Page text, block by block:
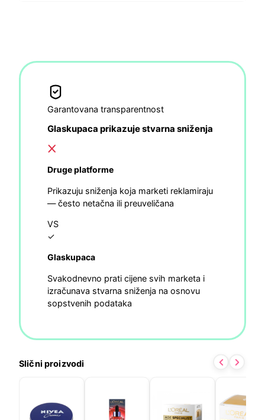
Garantovana transparentnost
Glaskupaca prikazuje stvarna sniženja
Druge platforme
Prikazuju sniženja koja marketi reklamiraju
— često netačna ili preuveličana
VS
✓
Glaskupaca
Svakodnevno prati cijene svih marketa i
izračunava stvarna sniženja na osnovu
sopstvenih podataka
Slični proizvodi